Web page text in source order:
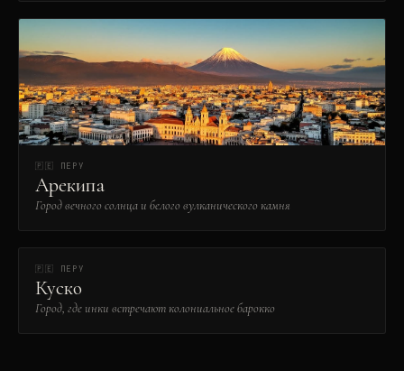
🇵🇪 ПЕРУ
Арекипа
Город вечного солнца и белого вулканического камня
🇵🇪 ПЕРУ
Куско
Город, где инки встречают колониальное барокко